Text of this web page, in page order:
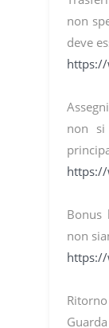
non
deve
https://
non si
https://
Bonus
non
https://